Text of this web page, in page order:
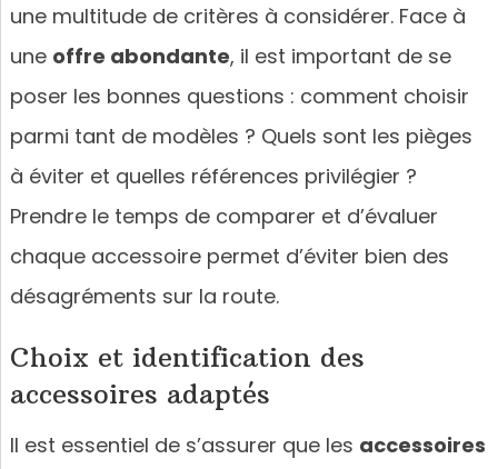
une multitude de critères à considérer. Face à
une offre abondante, il est important de se
poser les bonnes questions : comment choisir
parmi tant de modèles ? Quels sont les pièges
à éviter et quelles références privilégier ?
Prendre le temps de comparer et d’évaluer
chaque accessoire permet d’éviter bien des
désagréments sur la route.
Choix et identification des
accessoires adaptés
Il est essentiel de s’assurer que les accessoires